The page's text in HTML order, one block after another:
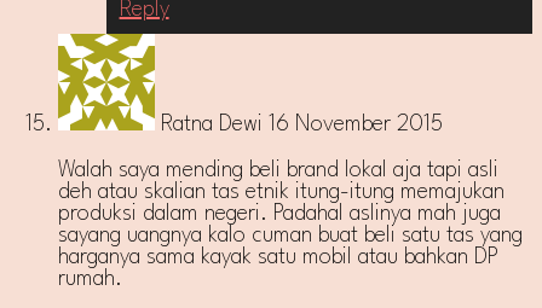
Reply
Ratna Dewi 16 November 2015
Walah saya mending beli brand lokal aja tapi asli
deh atau skalian tas etnik itung-itung memajukan
produksi dalam negeri. Padahal aslinya mah juga
sayang uangnya kalo cuman buat beli satu tas yang
harganya sama kayak satu mobil atau bahkan DP
rumah.